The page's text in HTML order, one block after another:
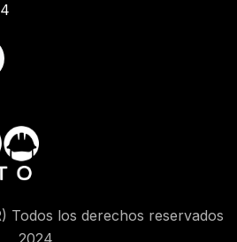
Todos los derechos reservados